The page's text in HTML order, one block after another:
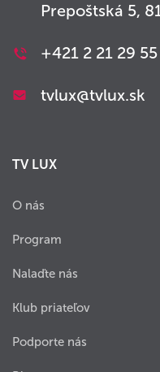
Prepoštská 5,
+421 2 21 29
tvlux@tvlux.sk
TV LUX
O nás
Program
Nalaďte nás
Klub priateľov
Podporte nás